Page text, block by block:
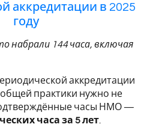
аккредитации в 2025
году
набрали 144 часа, включая
аккредитации
практики нужно не
часы НМО —
часа за 5 лет